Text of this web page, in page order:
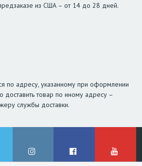
из США – от 14 до 28 дней.
по адресу, указанному при оформлении
доставить товар по иному адресу –
службы доставки.